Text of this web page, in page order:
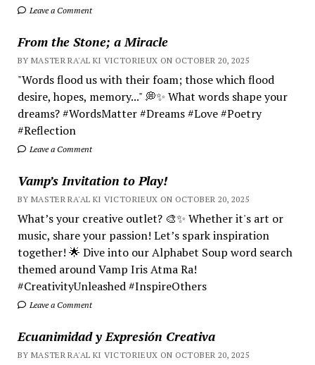
Leave a Comment
From the Stone; a Miracle
BY MASTER RA'AL KI VICTORIEUX ON OCTOBER 20, 2025
"Words flood us with their foam; those which flood
desire, hopes, memory..." 💭✨ What words shape your
dreams? #WordsMatter #Dreams #Love #Poetry
#Reflection
Leave a Comment
Vamp’s Invitation to Play!
BY MASTER RA'AL KI VICTORIEUX ON OCTOBER 20, 2025
What’s your creative outlet? 🎨✨ Whether it's art or
music, share your passion! Let’s spark inspiration
together! 🌟 Dive into our Alphabet Soup word search
themed around Vamp Iris Atma Ra!
#CreativityUnleashed #InspireOthers
Leave a Comment
Ecuanimidad y Expresión Creativa
BY MASTER RA'AL KI VICTORIEUX ON OCTOBER 20, 2025